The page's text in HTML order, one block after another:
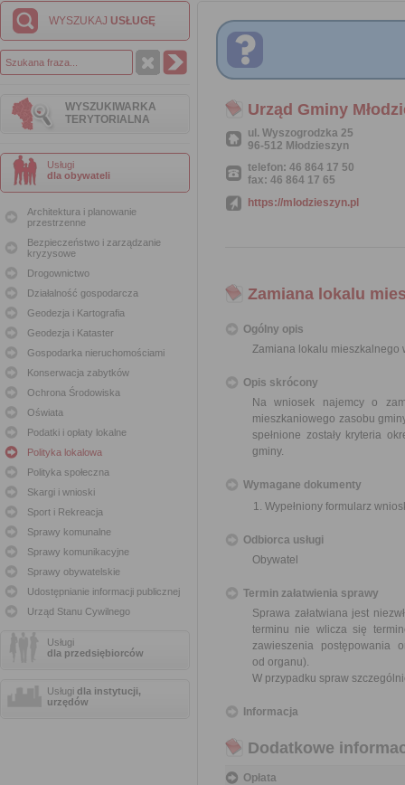
WYSZUKAJ USŁUGĘ
WYSZUKIWARKA
TERYTORIALNA
Usługi
dla obywateli
Architektura i planowanie
przestrzenne
Bezpieczeństwo i zarządzanie
kryzysowe
Drogownictwo
Działalność gospodarcza
Geodezja i Kartografia
Geodezja i Kataster
Gospodarka nieruchomościami
Konserwacja zabytków
Ochrona Środowiska
Oświata
Podatki i opłaty lokalne
Polityka lokalowa
Polityka społeczna
Skargi i wnioski
Sport i Rekreacja
Sprawy komunalne
Sprawy komunikacyjne
Sprawy obywatelskie
Udostępnianie informacji publicznej
Urząd Stanu Cywilnego
Usługi
dla przedsiębiorców
Usługi dla instytucji,
urzędów
Urząd Gminy
ul. Wyszogrodzka 25
96-512 Młodzieszyn
telefon: 46 864 17 50
fax: 46 864 17 65
https://mlodzieszyn.pl
Zamiana lokalu
Ogólny opis
Zamiana lokalu mieszkalnego
Opis skrócony
Na wniosek najemcy o
mieszkaniowego zasobu
spełnione zostały kryteria
gminy.
Wymagane dokumenty
Wypełniony formularz
Odbiorca usługi
Obywatel
Termin załatwienia sprawy
Sprawa załatwiana jest
terminu nie wlicza się
zawieszenia postępowania
od organu).
W przypadku spraw
Informacja
Dodatkowe
Opłata